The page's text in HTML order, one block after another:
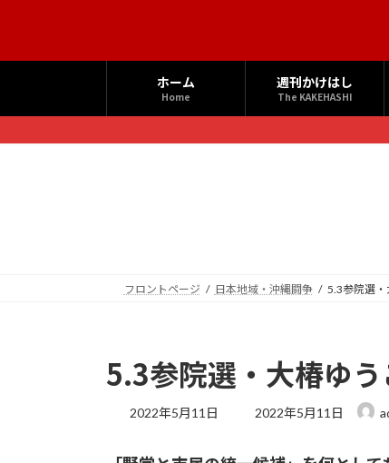
へ
ス
ョ
ン
ホーム
Home
週刊かけはし
The KAKEHASHI
フロントページ 日本地域・沖縄闘争 5.3参院選
5.3参院選・大椿ゆ
2022年5月11日
最
2022年5月11日